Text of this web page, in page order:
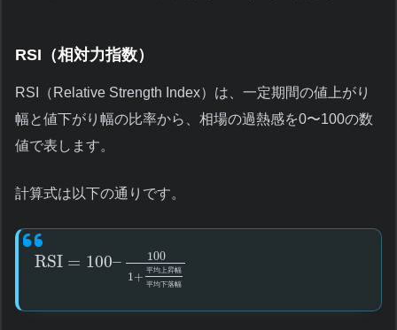
RSI（相対力指数）
RSI（Relative Strength Index）は、一定期間の値上がり
幅と値下がり幅の比率から、相場の過熱感を0〜100の数
値で表します。
計算式は以下の通りです。
RSI = 100–
100
1+ 平均上昇幅
平均下落幅